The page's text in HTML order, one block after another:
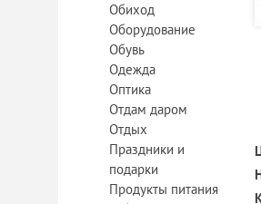
Обиход
Оборудование
Обувь
Одежда
Оптика
Отдам даром
Отдых
Праздники и
подарки
Продукты питания